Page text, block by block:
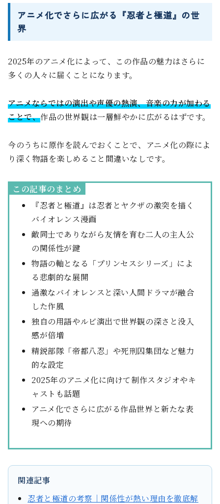
アニメ化でさらに広がる『忍者と極道』の世
界
2025年のアニメ化によって、この作品の魅力はさらに
多くの人々に届くことになります。
アニメならではの演出や声優の熱演、音楽の力が加わる
ことで、作品の世界観は一層鮮やかに広がるはずです。
今のうちに原作を読んでおくことで、アニメ化の際によ
り深く物語を楽しめること間違いなしです。
この記事のまとめ
『忍者と極道』は忍者とヤクザの激突を描く
バイオレンス漫画
敵同士でありながら友情を育む二人の主人公
の関係性が鍵
物語の軸となる「プリンセスシリーズ」によ
る悲劇的な展開
過激なバイオレンスと深い人間ドラマが融合
した作風
独自の用語やルビ演出で世界観の深さと没入
感が倍増
精鋭部隊「帝都八忍」や死刑囚集団など魅力
的な設定
2025年のアニメ化に向けて制作スタジオやキ
ャストも話題
アニメ化でさらに広がる作品世界と新たな表
現への期待
関連記事
忍者と極道の考察｜関係性が熱い理由を徹底解